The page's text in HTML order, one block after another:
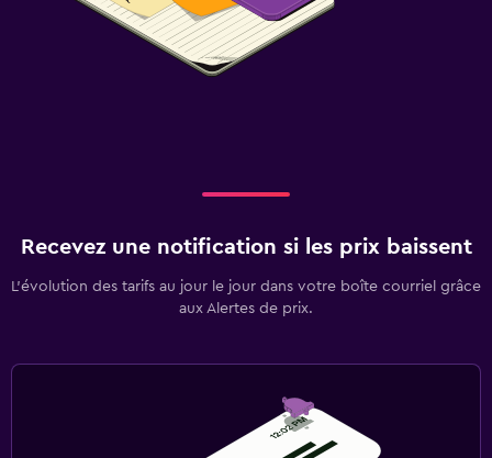
Recevez une notification si les prix baissent
L’évolution des tarifs au jour le jour dans votre boîte courriel grâce
aux Alertes de prix.